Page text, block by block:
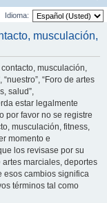
u
Idioma:
musculación,
musculación,
“Foro de artes
salud”,
estar legalmente
por favor no se registre
musculación, fitness,
momento e
los revisase por su
marciales, deportes
esos cambios significa
términos tal como